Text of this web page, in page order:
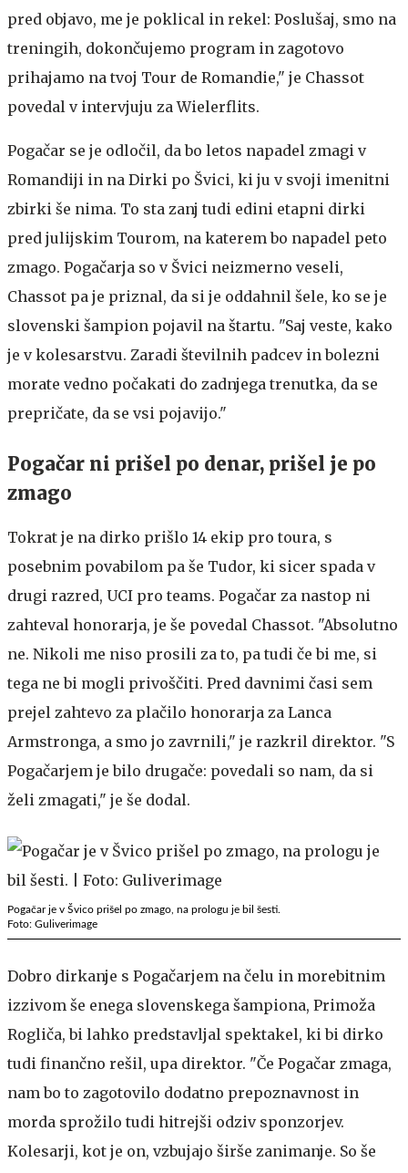
pred objavo, me je poklical in rekel: Poslušaj, smo na
treningih, dokončujemo program in zagotovo
prihajamo na tvoj Tour de Romandie," je Chassot
povedal v intervjuju za Wielerflits.
Pogačar se je odločil, da bo letos napadel zmagi v
Romandiji in na Dirki po Švici, ki ju v svoji imenitni
zbirki še nima. To sta zanj tudi edini etapni dirki
pred julijskim Tourom, na katerem bo napadel peto
zmago. Pogačarja so v Švici neizmerno veseli,
Chassot pa je priznal, da si je oddahnil šele, ko se je
slovenski šampion pojavil na štartu. "Saj veste, kako
je v kolesarstvu. Zaradi številnih padcev in bolezni
morate vedno počakati do zadnjega trenutka, da se
prepričate, da se vsi pojavijo."
Pogačar ni prišel po denar, prišel je po
zmago
Tokrat je na dirko prišlo 14 ekip pro toura, s
posebnim povabilom pa še Tudor, ki sicer spada v
drugi razred, UCI pro teams. Pogačar za nastop ni
zahteval honorarja, je še povedal Chassot. "Absolutno
ne. Nikoli me niso prosili za to, pa tudi če bi me, si
tega ne bi mogli privoščiti. Pred davnimi časi sem
prejel zahtevo za plačilo honorarja za Lanca
Armstronga, a smo jo zavrnili," je razkril direktor. "S
Pogačarjem je bilo drugače: povedali so nam, da si
želi zmagati," je še dodal.
Pogačar je v Švico prišel po zmago, na prologu je bil šesti.
Foto: Guliverimage
Dobro dirkanje s Pogačarjem na čelu in morebitnim
izzivom še enega slovenskega šampiona, Primoža
Rogliča, bi lahko predstavljal spektakel, ki bi dirko
tudi finančno rešil, upa direktor. "Če Pogačar zmaga,
nam bo to zagotovilo dodatno prepoznavnost in
morda sprožilo tudi hitrejši odziv sponzorjev.
Kolesarji, kot je on, vzbujajo širše zanimanje. So še